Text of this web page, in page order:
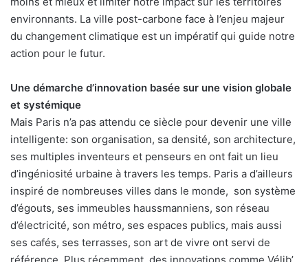
environnants. La ville post-carbone face à l’enjeu majeur
du changement climatique est un impératif qui guide notre
action pour le futur.
Une démarche d’innovation basée sur une vision globale
et systémique
Mais Paris n’a pas attendu ce siècle pour devenir une ville
intelligente: son organisation, sa densité, son architecture,
ses multiples inventeurs et penseurs en ont fait un lieu
d’ingéniosité urbaine à travers les temps. Paris a d’ailleurs
inspiré de nombreuses villes dans le monde, son système
d’égouts, ses immeubles haussmanniens, son réseau
d’électricité, son métro, ses espaces publics, mais aussi
ses cafés, ses terrasses, son art de vivre ont servi de